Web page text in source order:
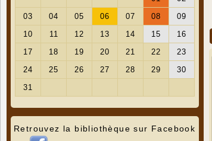
Retrouvez la bibliothèque sur Facebook